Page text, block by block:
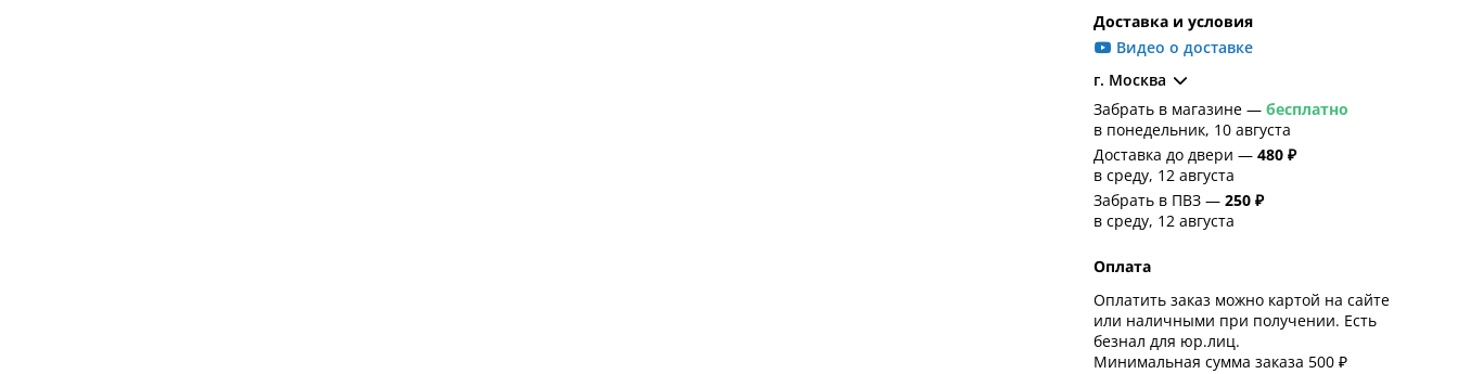
Доставка и условия
Видео о доставке
г. Москва
Забрать в магазине — бесплатно
в понедельник, 10 августа
Доставка до двери — 480 ₽
в среду, 12 августа
Забрать в ПВЗ — 250 ₽
в среду, 12 августа
Оплата
Оплатить заказ можно картой на сайте
или наличными при получении. Есть
безнал для юр.лиц.
Минимальная сумма заказа 500 ₽